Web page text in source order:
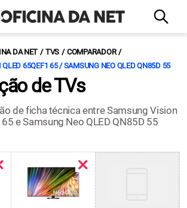
DA NET TVS
COMPARADOR
65QEF1 65 / SAMSUNG NEO QLED QN85D 55
de TVs
de ficha técnica entre Samsung Vision
e Samsung Neo QLED QN85D 55